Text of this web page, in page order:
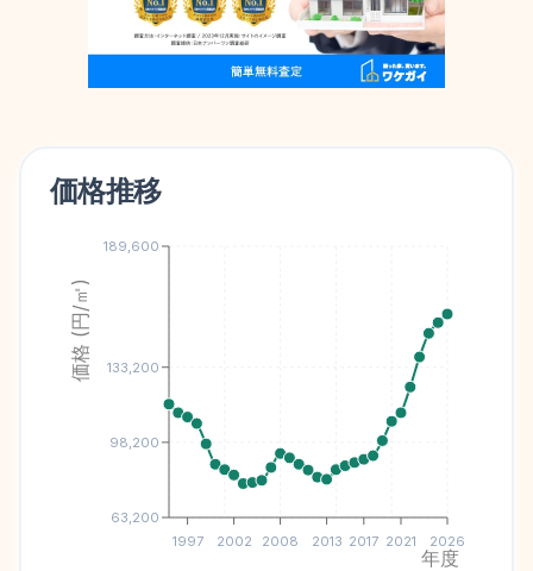
価格推移
1997 2002 2008 2013 2017 2021 2026
年度
63,200
98,200
133,200
189,600
価格 (円/㎡)